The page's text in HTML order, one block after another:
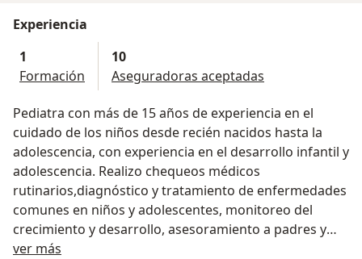
Experiencia
1
Formación
10
Aseguradoras aceptadas
Pediatra con más de 15 años de experiencia en el
cuidado de los niños desde recién nacidos hasta la
adolescencia, con experiencia en el desarrollo infantil y
adolescencia. Realizo chequeos médicos
rutinarios,diagnóstico y tratamiento de enfermedades
comunes en niños y adolescentes, monitoreo del
crecimiento y desarrollo, asesoramiento a padres y
cuidadores sobre cuidado infantil y salud, además
ver más